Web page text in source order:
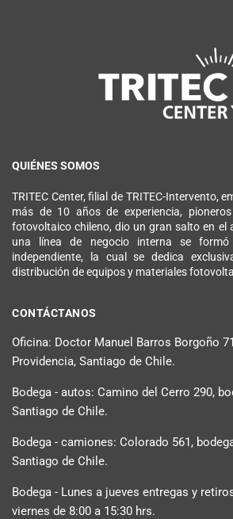
QUIÉNES SOMOS
TRITEC Center, filial de TRITEC-Intervento,
más de 10 años de experiencia,
fotovoltaico chileno, dio un gran salto en el
una línea de negocio interna se
independiente, la cual se dedica
distribución de equipos y materiales
CONTÁCTANOS
Oficina: Doctor Manuel Barros Borgoño
Providencia, Santiago de Chile.
Bodega - autos: Camino del Cerro 290,
Santiago de Chile.
Bodega - camiones: Colorado 561,
Santiago de Chile.
Bodega - Lunes a jueves entregas y
viernes de 8:00 a 15:30 hrs.